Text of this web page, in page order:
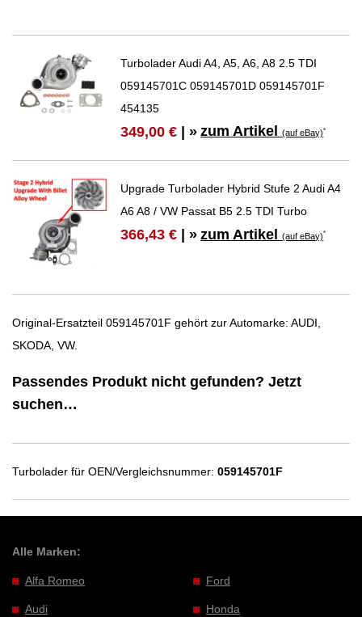
Turbolader Audi A4, A5, A6, A8 2.5 TDI
059145701C 059145701D 059145701F
454135
349,00 € | » zum Artikel(auf eBay)*
Upgrade Turbolader Hybrid Stufe 2 Audi A4
A6 A8 / VW Passat B5 2.5 TDI Turbo
366,43 € | » zum Artikel(auf eBay)*
Original-Ersatzteil 059145701F gehört zur Automarke: AUDI,
SKODA, VW.
Passendes Produkt nicht gefunden? Jetzt
suchen…
Turbolader für OEN/Vergleichsnummer: 059145701F
Alle Marken:
Alfa Romeo
Audi
Ford
Honda